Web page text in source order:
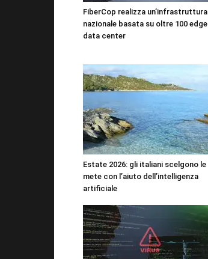
FiberCop realizza un’infrastruttura
nazionale basata su oltre 100 edge
data center
Estate 2026: gli italiani scelgono le
mete con l’aiuto dell’intelligenza
artificiale